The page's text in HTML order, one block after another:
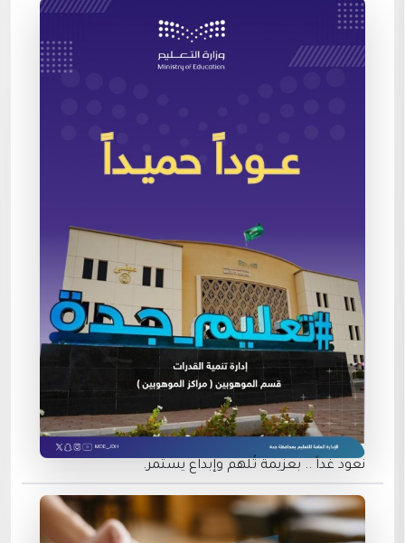
نعود غداً .. بعزيمة تُلهم وإبداع يستمر.